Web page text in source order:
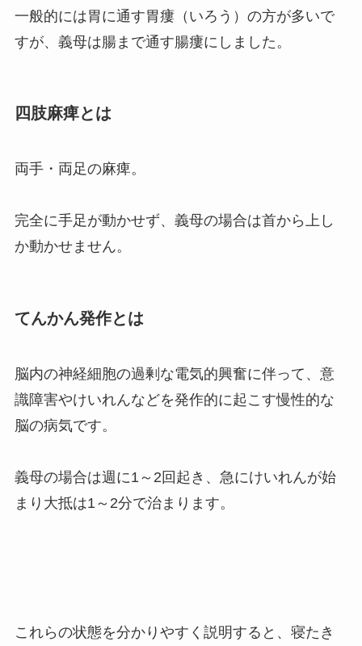
一般的には胃に通す胃瘻（いろう）の方が多いで
すが、義母は腸まで通す腸瘻にしました。
四肢麻痺とは
両手・両足の麻痺。
完全に手足が動かせず、義母の場合は首から上し
か動かせません。
てんかん発作とは
脳内の神経細胞の過剰な電気的興奮に伴って、意
識障害やけいれんなどを発作的に起こす慢性的な
脳の病気です。
義母の場合は週に1～2回起き、急にけいれんが始
まり大抵は1～2分で治まります。
これらの状態を分かりやすく説明すると、寝たき